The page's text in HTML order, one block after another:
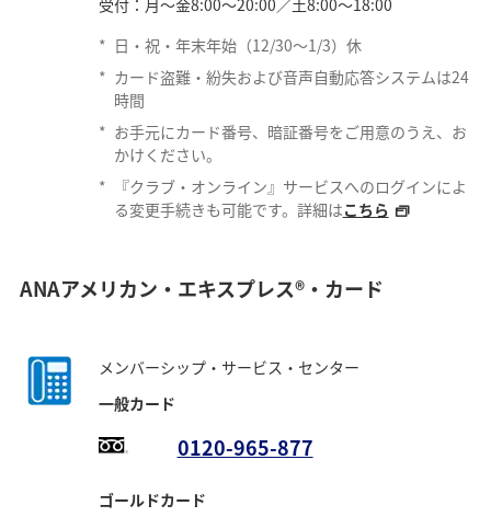
* 日・祝・年末年始（12/30～1/3）休
* カード盗難・紛失および音声自動応答システムは24
時間
* お手元にカード番号、暗証番号をご用意のうえ、お
かけください。
*
『クラブ・オンライン』サービスへのログインによ
る変更手続きも可能です。詳細はこちら
ANAアメリカン・エキスプレス®・カード
メンバーシップ・サービス・センター
一般カード
0120-965-877
ゴールドカード